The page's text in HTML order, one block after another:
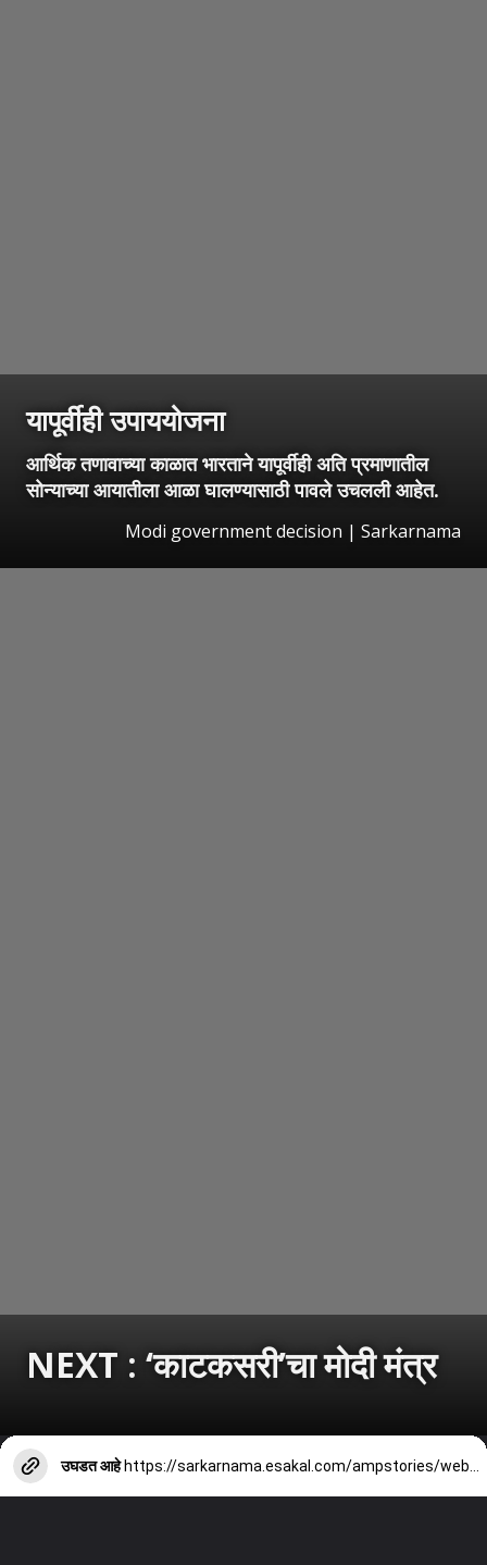
यापूर्वीही उपाययोजना
आर्थिक तणावाच्या काळात भारताने यापूर्वीही अति प्रमाणातील
सोन्याच्या आयातीला आळा घालण्यासाठी पावले उचलली आहेत.
Modi government decision | Sarkarnama
NEXT : ‘काटकसरी’चा मोदी मंत्र
उघडत आहे https://sarkarnama.esakal.com/ampstories/web-stories/pm-narendra-modi-austerity-appeal-mumbai-bjp-cm-devendra-fadanvis-ashish-shelar-shambhuraj-desai-hardeep-puri-milind-deora-action-pp82